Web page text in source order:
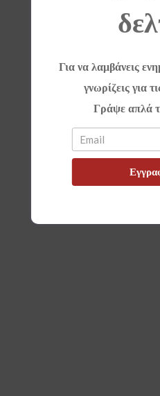
Για να λαμβάνεις
γνωρίζεις για
Γράψε απλά